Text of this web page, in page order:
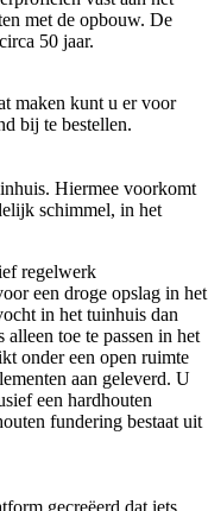
met de opbouw. De
50 jaar.
maken kunt u er voor
bij te bestellen.
Hiermee voorkomt
schimmel, in het
regelwerk
een droge opslag in het
in het tuinhuis dan
toe te passen in het
onder een open ruimte
aan geleverd. U
een hardhouten
fundering bestaat uit
gecreëerd dat iets